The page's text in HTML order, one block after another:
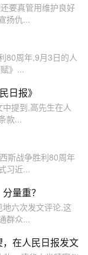
要真管用维护良好
扬仇...
80周年,9月3日的人
》...
日报》
提到,高先生在人
款...
斯战争胜利80周年
习近...
量重？
六次发文评论,这
群众...
在人民日报发文